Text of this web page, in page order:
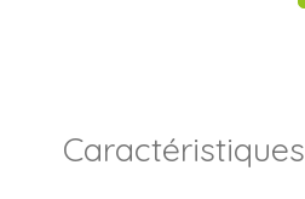
Caractéristiques